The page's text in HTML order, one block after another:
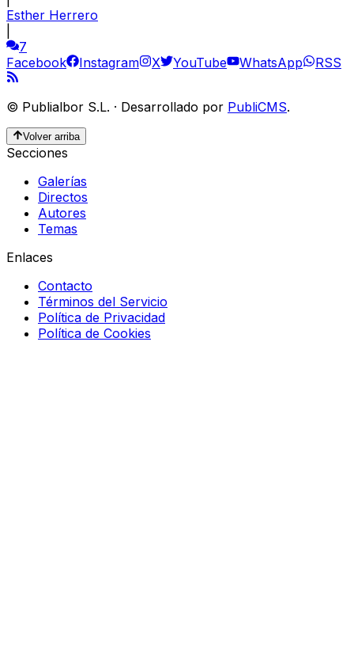
Esther Herrero
7
Facebook
Instagram X YouTube WhatsApp RSS
© Publialbor S.L. · Desarrollado por PubliCMS.
Volver arriba
Secciones
Galerías
Directos
Autores
Temas
Enlaces
Contacto
Términos del Servicio
Política de Privacidad
Política de Cookies